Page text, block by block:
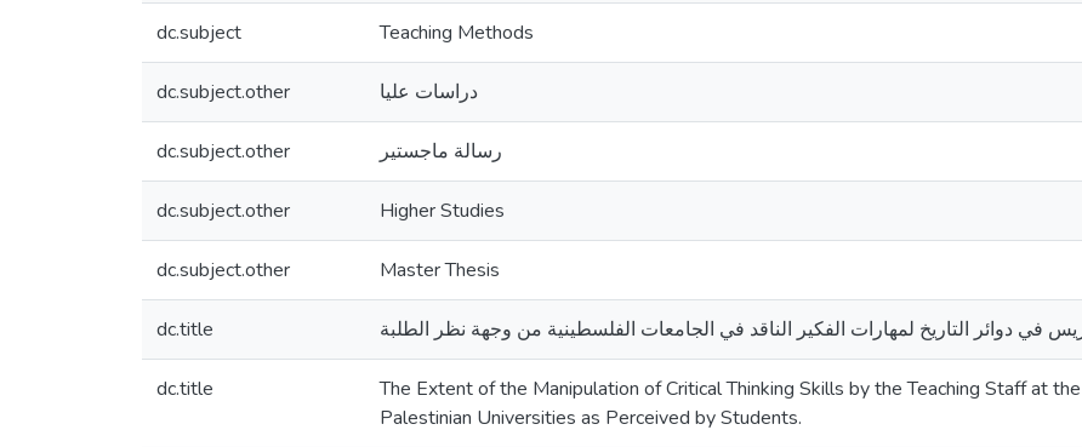
dc.subject Teaching Methods
dc.subject.other دراسات عليا
dc.subject.other رسالة ماجستير
dc.subject.other Higher Studies
dc.subject.other Master Thesis
dc.title في دوائر التاريخ لمهارات الفكير الناقد في الجامعات الفلسطينية من وجهة نظر الطلبة
dc.title
The Extent of the Manipulation of Critical Thinking Skills by the Teaching Staff at
Palestinian Universities as Perceived by Students.